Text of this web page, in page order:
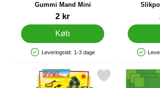
Gummi Mand Mini
2 kr
Køb
Produkttilgængelighed: På lager
Leveringstid: 1-3 dage
Markér lille Elastisk Legetøjsslange som